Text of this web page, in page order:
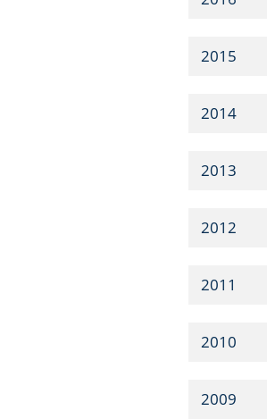
2015
2014
2013
2012
2011
2010
2009